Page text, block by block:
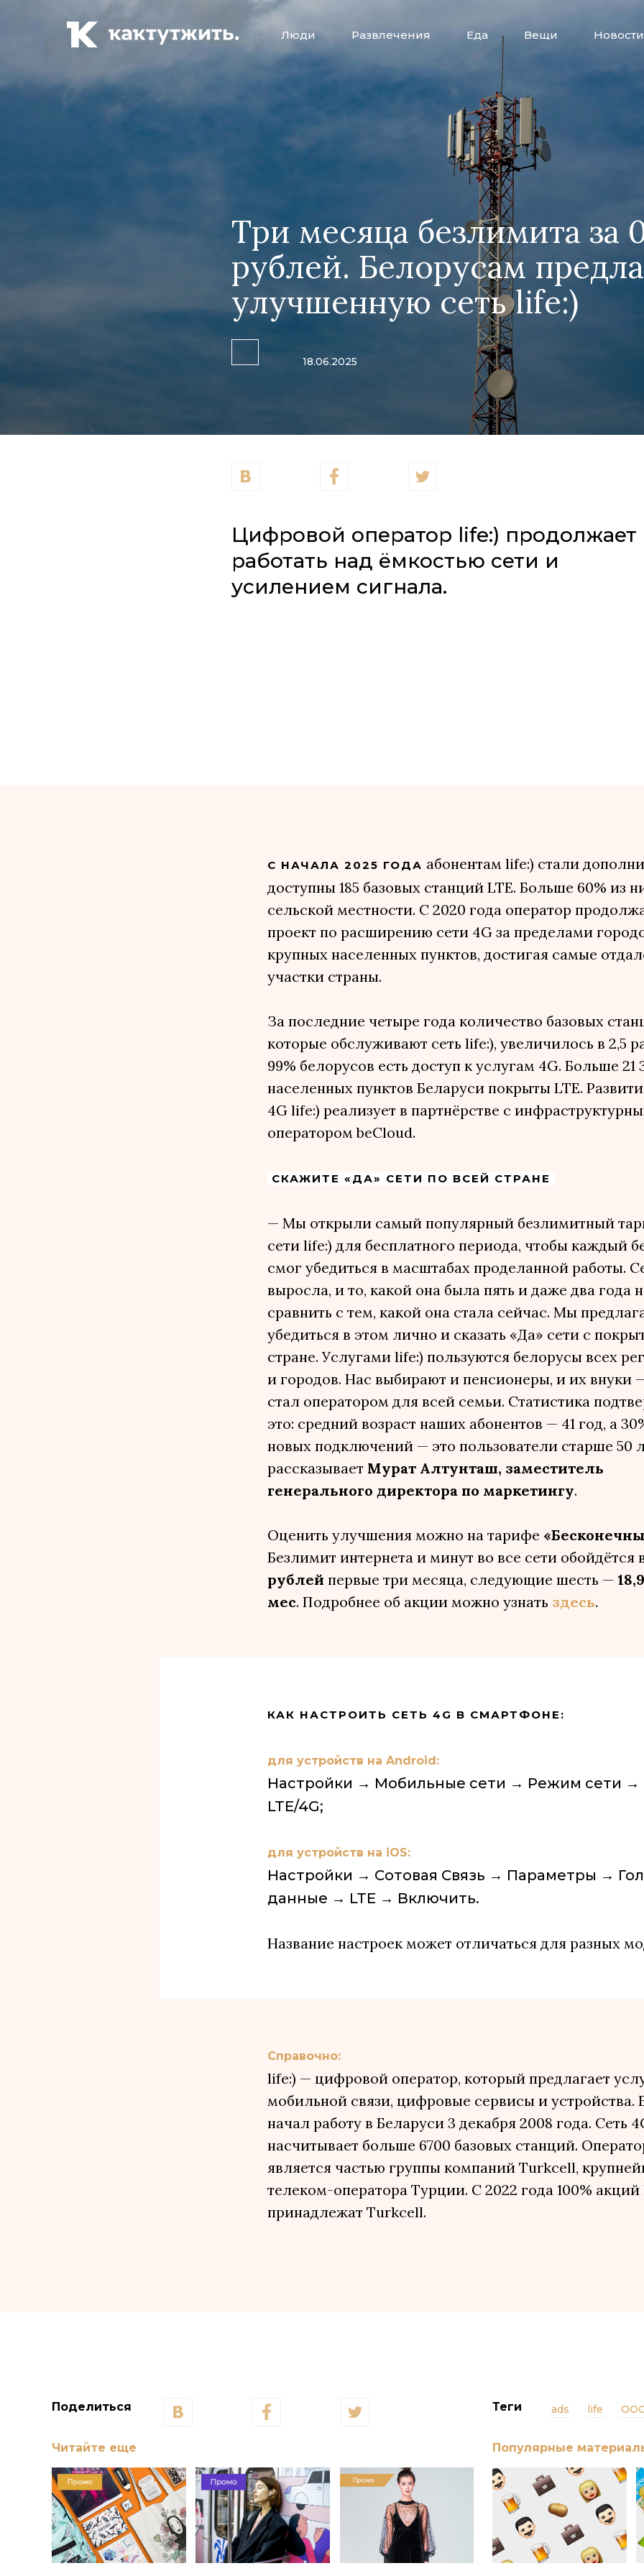
Люди Развлечения Еда Вещи Новости
Три месяца безлимита за
рублей. Белорусам
улучшенную сеть life:)
18.06.2025
Цифровой оператор life:) продолжает
работать над ёмкостью сети и
усилением сигнала.
C НАЧАЛА 2025 ГОДА абонентам life:) стали
доступны 185 базовых станций LTE. Больше 60% из
сельской местности. С 2020 года оператор
проект по расширению сети 4G за пределами
крупных населенных пунктов, достигая самые
участки страны.
За последние четыре года количество базовых
которые обслуживают сеть life:), увеличилось в 2,5
99% белорусов есть доступ к услугам 4G. Больше 21
населенных пунктов Беларуси покрыты LTE.
4G life:) реализует в партнёрстве с
оператором beCloud.
СКАЖИТЕ «ДА» СЕТИ ПО ВСЕЙ СТРАНЕ
— Мы открыли самый популярный безлимитный
сети life:) для бесплатного периода, чтобы каждый
смог убедиться в масштабах проделанной работы.
выросла, и то, какой она была пять и даже два года
сравнить с тем, какой она стала сейчас. Мы
убедиться в этом лично и сказать «Да» сети с
стране. Услугами life:) пользуются белорусы всех
и городов. Нас выбирают и пенсионеры, и их внуки
стал оператором для всей семьи. Статистика
это: средний возраст наших абонентов — 41 год, а
новых подключений — это пользователи старше 50
рассказывает Мурат Алтунташ, заместитель
генерального директора по маркетингу.
Оценить улучшения можно на тарифе
Безлимит интернета и минут во все сети обойдётся
рублей первые три месяца, следующие шесть —
мес. Подробнее об акции можно узнать здесь.
КАК НАСТРОИТЬ СЕТЬ 4G В СМАРТФОНЕ:
для устройств на Android:
Настройки → Мобильные сети → Режим сети →
LTE/4G;
для устройств на iOS:
Настройки → Сотовая Связь → Параметры →
данные → LTE → Включить.
Название настроек может отличаться для разных
Справочно:
life:) — цифровой оператор, который предлагает
мобильной связи, цифровые сервисы и устройства.
начал работу в Беларуси 3 декабря 2008 года. Сеть
насчитывает больше 6700 базовых станций.
является частью группы компаний Turkcell,
телеком-оператора Турции. С 2022 года 100% акций
принадлежат Turkcell.
Поделиться Теги ads life
Читайте еще Популярные